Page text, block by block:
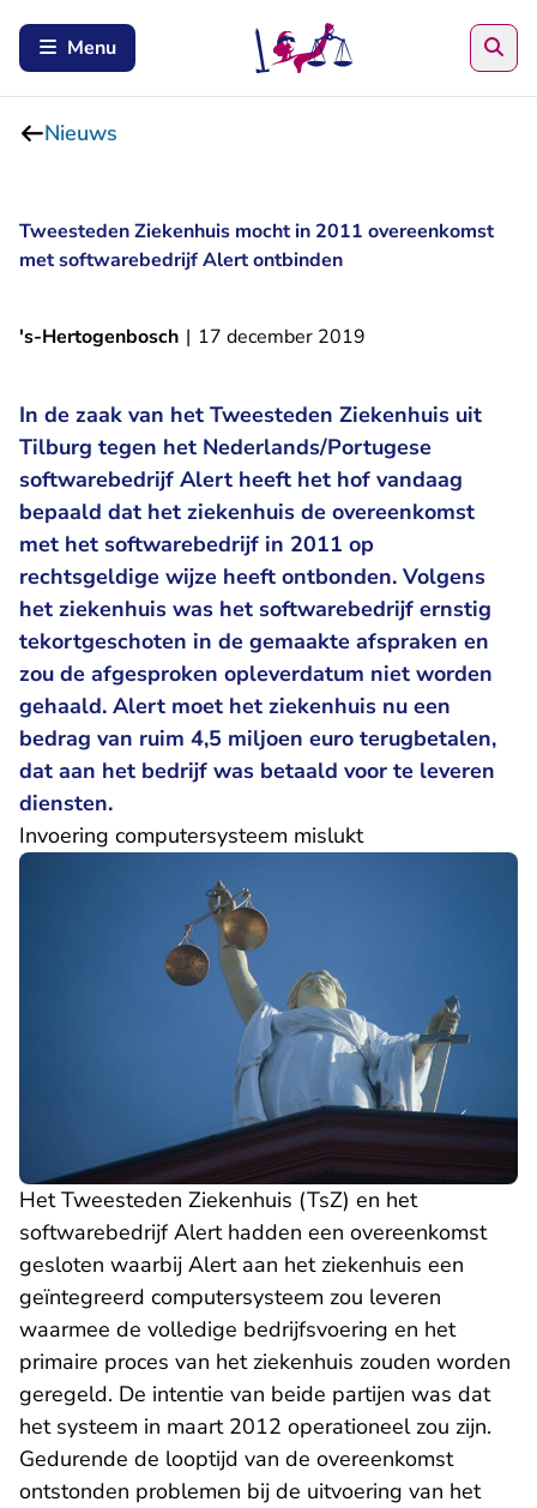
Menu
Nieuws
Tweesteden Ziekenhuis mocht in 2011 overeenkomst
met softwarebedrijf Alert ontbinden
's-Hertogenbosch | 17 december 2019
In de zaak van het Tweesteden Ziekenhuis uit
Tilburg tegen het Nederlands/Portugese
softwarebedrijf Alert heeft het hof vandaag
bepaald dat het ziekenhuis de overeenkomst
met het softwarebedrijf in 2011 op
rechtsgeldige wijze heeft ontbonden. Volgens
het ziekenhuis was het softwarebedrijf ernstig
tekortgeschoten in de gemaakte afspraken en
zou de afgesproken opleverdatum niet worden
gehaald. Alert moet het ziekenhuis nu een
bedrag van ruim 4,5 miljoen euro terugbetalen,
dat aan het bedrijf was betaald voor te leveren
diensten.
Invoering computersysteem mislukt
Het Tweesteden Ziekenhuis (TsZ) en het
softwarebedrijf Alert hadden een overeenkomst
gesloten waarbij Alert aan het ziekenhuis een
geïntegreerd computersysteem zou leveren
waarmee de volledige bedrijfsvoering en het
primaire proces van het ziekenhuis zouden worden
geregeld. De intentie van beide partijen was dat
het systeem in maart 2012 operationeel zou zijn.
Gedurende de looptijd van de overeenkomst
ontstonden problemen bij de uitvoering van het